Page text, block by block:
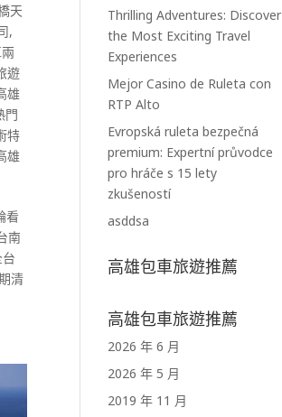
天
,
遊
雄
門
特
雄
看
南
清
Thrilling Adventures: Discover
the Most Exciting Travel
Experiences
Mejor Casino de Ruleta con
RTP Alto
Evropská ruleta bezpečná
premium: Expertní průvodce
pro hráče s 15 lety
zkušeností
asddsa
高雄包車旅遊推薦
高雄包車旅遊推薦
2026 年 6 月
2026 年 5 月
2019 年 11 月